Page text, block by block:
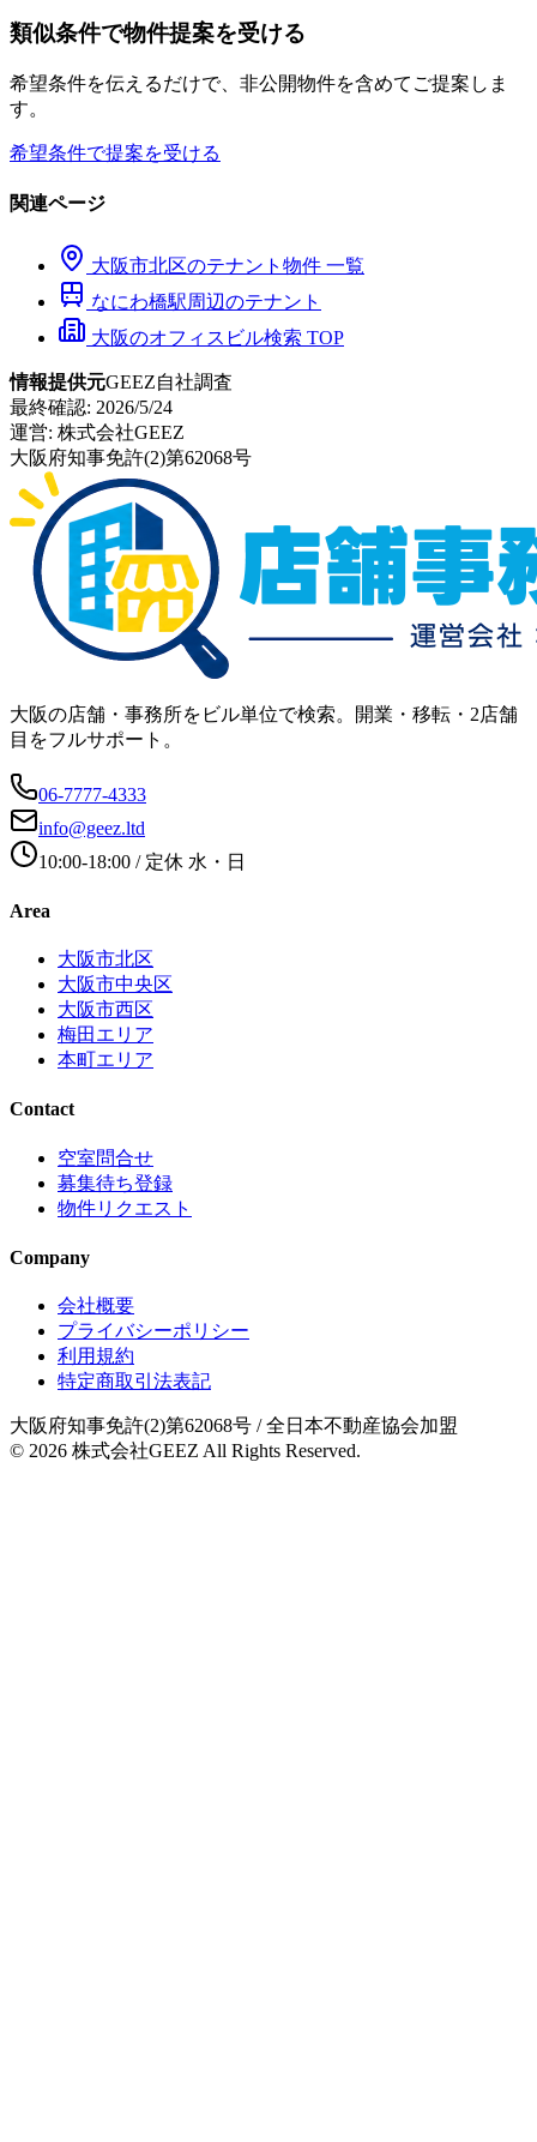
類似条件で物件提案を受ける
希望条件を伝えるだけで、非公開物件を含めてご提案しま
す。
希望条件で提案を受ける
関連ページ
大阪市北区のテナント物件 一覧
なにわ橋駅周辺のテナント
大阪のオフィスビル検索 TOP
情報提供元GEEZ自社調査
最終確認: 2026/5/24
運営: 株式会社GEEZ
大阪府知事免許(2)第62068号
大阪の店舗・事務所をビル単位で検索。開業・移転・2店舗
目をフルサポート。
06-7777-4333
info@geez.ltd
10:00-18:00 / 定休 水・日
Area
大阪市北区
大阪市中央区
大阪市西区
梅田エリア
本町エリア
Contact
空室問合せ
募集待ち登録
物件リクエスト
Company
会社概要
プライバシーポリシー
利用規約
特定商取引法表記
大阪府知事免許(2)第62068号 / 全日本不動産協会加盟
© 2026 株式会社GEEZ All Rights Reserved.